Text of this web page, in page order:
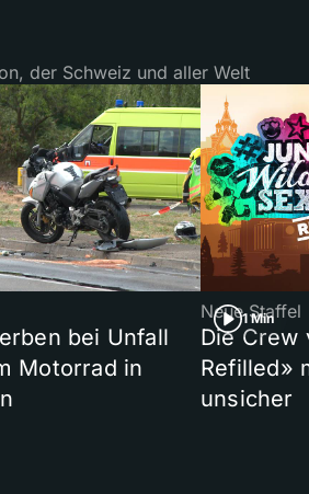
der Schweiz und aller Welt
bei Unfall
Motorrad in
1 Min
Neue Staffel
Die Crew
Refilled»
unsicher